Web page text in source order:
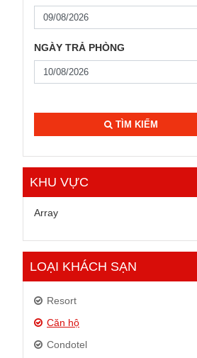
NGÀY TRẢ PHÒNG
TÌM KIẾM
KHU VỰC
Array
LOẠI KHÁCH SẠN
Resort
Căn hộ
Condotel